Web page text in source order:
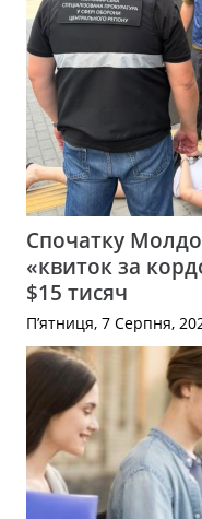
Спочатку
«квиток за
$15 тисяч
П’ятниця, 7 Серпня,